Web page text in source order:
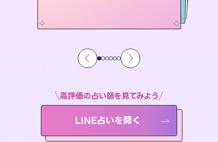
高評価の占い師を見てみよう
LINE占いを開く